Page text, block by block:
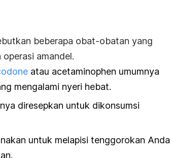
beberapa obat-obatan yang
amandel.
atau acetaminophen umumnya
mengalami nyeri hebat.
diresepkan untuk dikonsumsi
untuk melapisi tenggorokan Anda